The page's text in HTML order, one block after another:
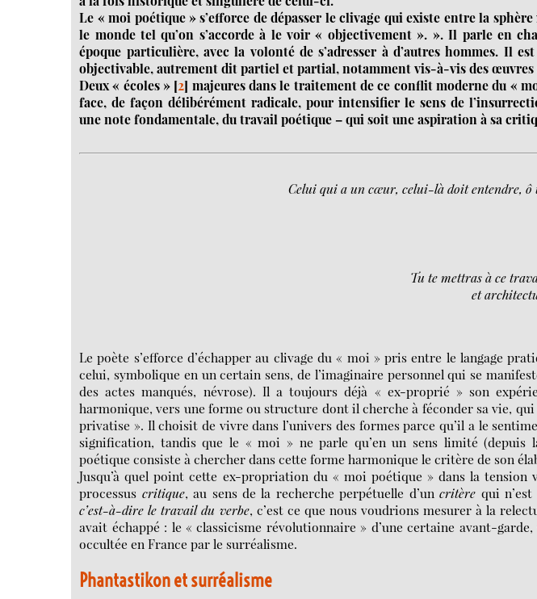
Le « moi poétique » s’efforce de dépasser le clivage qui existe entre la
le monde tel qu’on s’accorde à le voir « objectivement ». ». Il parle en
époque particulière, avec la volonté de s’adresser à d’autres hommes. Il
objectivable, autrement dit partiel et partial, notamment vis-à-vis des
Deux « écoles » [2] majeures dans le traitement de ce conflit moderne du «
face, de façon délibérément radicale, pour intensifier le sens de
une note fondamentale, du travail poétique – qui soit une aspiration à sa
Celui qui a un cœur, celui-là doit entendre, ô
Tu te mettras à ce
et
Le poète s’efforce d’échapper au clivage du « moi » pris entre le langage
celui, symbolique en un certain sens, de l’imaginaire personnel qui se
des actes manqués, névrose). Il a toujours déjà « ex-proprié » son
harmonique, vers une forme ou structure dont il cherche à féconder sa vie, qui
privatise ». Il choisit de vivre dans l’univers des formes parce qu’il a le
signification, tandis que le « moi » ne parle qu’en un sens limité (depuis
poétique consiste à chercher dans cette forme harmonique le critère de son
Jusqu’à quel point cette ex-propriation du « moi poétique » dans la tension
processus critique, au sens de la recherche perpétuelle d’uncritère qui
c’est-à-dire le travail du verbe, c’est ce que nous voudrions mesurer à la
avait échappé : le « classicisme révolutionnaire » d’une certaine avant-
occultée en France par le surréalisme.
Phantastikon et surréalisme